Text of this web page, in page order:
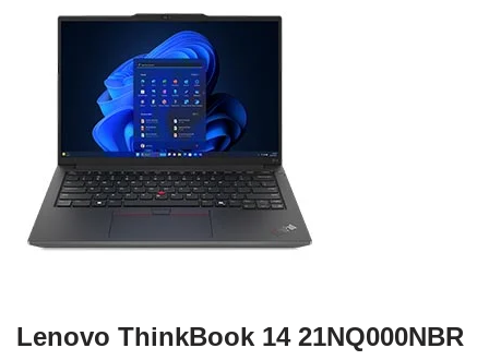
Lenovo ThinkBook 14 21NQ000NBR